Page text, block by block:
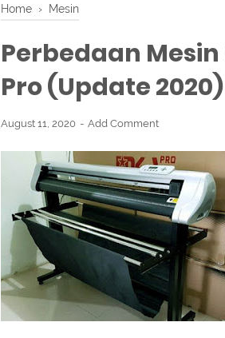
Home › Mesin
Perbedaan
Pro (Update 2020)
August 11, 2020 Add Comment